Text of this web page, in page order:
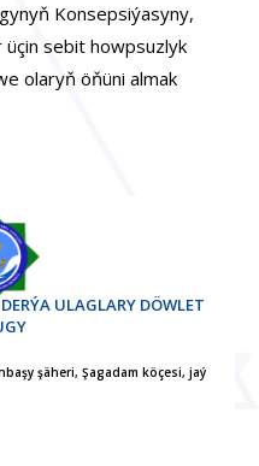
Konsepsiýasyny,
sebit howpsuzlyk
olaryň öňüni almak
ULAGLARY DÖWLET
şäheri, Şagadam köçesi, jaý